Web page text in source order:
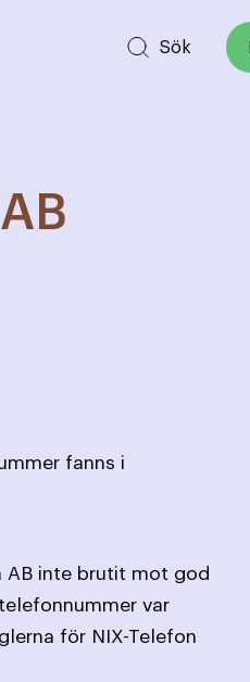
Sök
fanns i
AB inte brutit mot god
var
för NIX-Telefon